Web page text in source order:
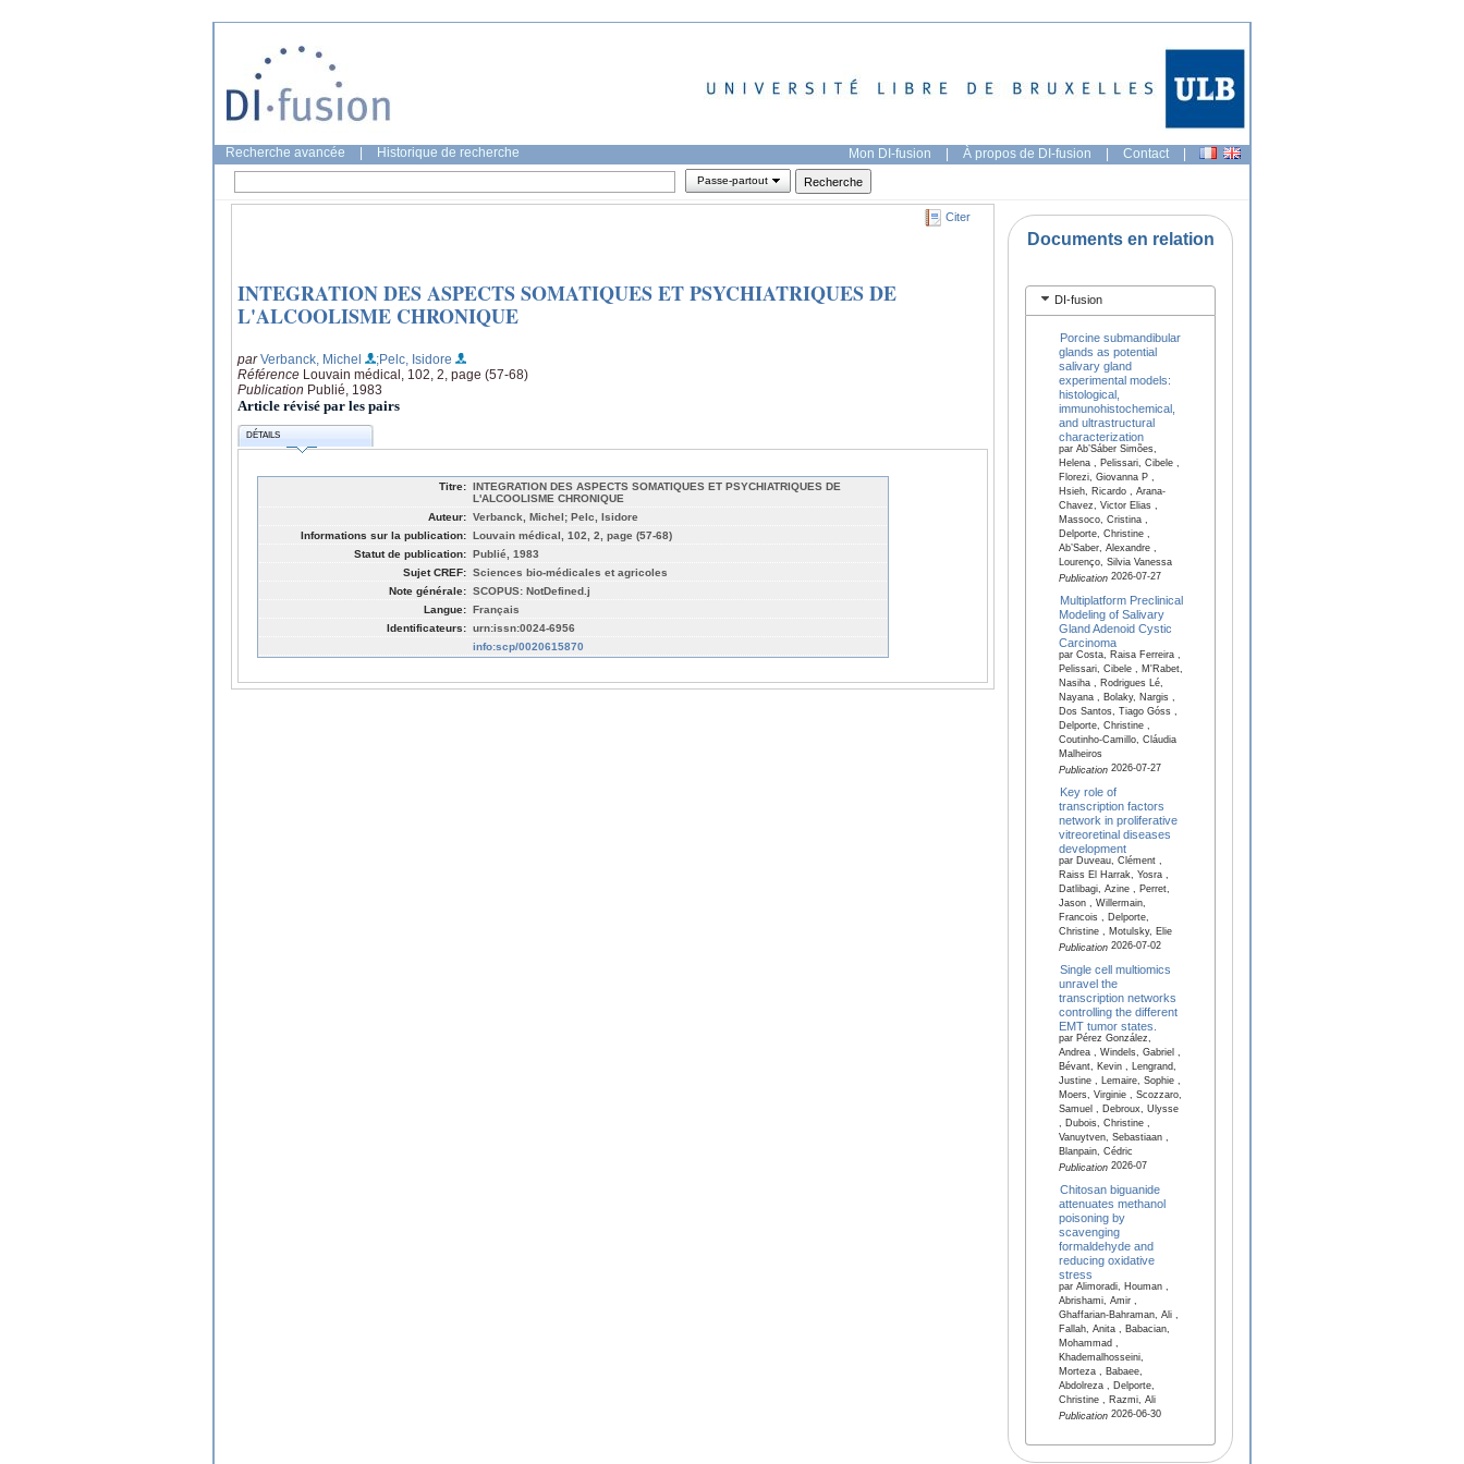
Recherche avancée Historique de recherche Mon DI-fusion | À propos de DI-fusion | Contact |
Passe-partout
Citer
INTEGRATION DES ASPECTS SOMATIQUES ET PSYCHIATRIQUES DE
L'ALCOOLISME CHRONIQUE
parVerbanck, Michel
;Pelc, Isidore
Référence Louvain médical, 102, 2, page (57-68)
Publication Publié, 1983
Article révisé par les pairs
DÉTAILS
Titre: INTEGRATION DES ASPECTS SOMATIQUES ET PSYCHIATRIQUES DE
L'ALCOOLISME CHRONIQUE
Auteur: Verbanck, Michel; Pelc, Isidore
Informations sur la publication: Louvain médical, 102, 2, page (57-68)
Statut de publication: Publié, 1983
Sujet CREF: Sciences bio-médicales et agricoles
Note générale: SCOPUS: NotDefined.j
Langue: Français
Identificateurs: urn:issn:0024-6956
info:scp/0020615870
Documents en relation
DI-fusion
Porcine submandibular
glands as potential
salivary gland
experimental models:
histological,
immunohistochemical,
and ultrastructural
characterization
par Ab’Sáber Simões,
Helena , Pelissari, Cibele ,
Florezi, Giovanna P ,
Hsieh, Ricardo , Arana-
Chavez, Victor Elias ,
Massoco, Cristina ,
Delporte, Christine ,
Ab’Saber, Alexandre ,
Lourenço, Silvia Vanessa
Publication2026-07-27
Multiplatform Preclinical
Modeling of Salivary
Gland Adenoid Cystic
Carcinoma
par Costa, Raisa Ferreira ,
Pelissari, Cibele , M'Rabet,
Nasiha , Rodrigues Lé,
Nayana , Bolaky, Nargis ,
Dos Santos, Tiago Góss ,
Delporte, Christine ,
Coutinho-Camillo, Cláudia
Malheiros
Publication2026-07-27
Key role of
transcription factors
network in proliferative
vitreoretinal diseases
development
par Duveau, Clément ,
Raiss El Harrak, Yosra ,
Datlibagi, Azine , Perret,
Jason , Willermain,
Francois , Delporte,
Christine , Motulsky, Elie
Publication2026-07-02
Single cell multiomics
unravel the
transcription networks
controlling the different
EMT tumor states.
par Pérez González,
Andrea , Windels, Gabriel ,
Bévant, Kevin , Lengrand,
Justine , Lemaire, Sophie ,
Moers, Virginie , Scozzaro,
Samuel , Debroux, Ulysse
, Dubois, Christine ,
Vanuytven, Sebastiaan ,
Blanpain, Cédric
Publication2026-07
Chitosan biguanide
attenuates methanol
poisoning by
scavenging
formaldehyde and
reducing oxidative
stress
par Alimoradi, Houman ,
Abrishami, Amir ,
Ghaffarian-Bahraman, Ali ,
Fallah, Anita , Babacian,
Mohammad ,
Khademalhosseini,
Morteza , Babaee,
Abdolreza , Delporte,
Christine , Razmi, Ali
Publication2026-06-30